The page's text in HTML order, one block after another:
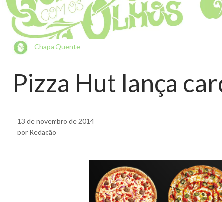
Chapa Quente
Pizza Hut lança
13 de novembro de 2014
por Redação